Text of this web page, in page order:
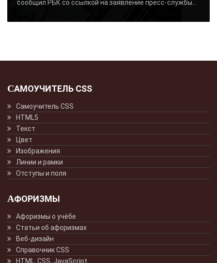
сообщил РБК со ссылкой на заявление пресс-службы...
САМОУЧИТЕЛЬ CSS
Самоучитель CSS
HTML5
Текст
Цвет
Изображения
Линии и рамки
Отступы и поля
АФОРИЗМЫ
Афоризмы о учёбе
Статьи об афоризмах
Веб-дизайн
Справочник CSS
HTML, CSS, JavaScript.